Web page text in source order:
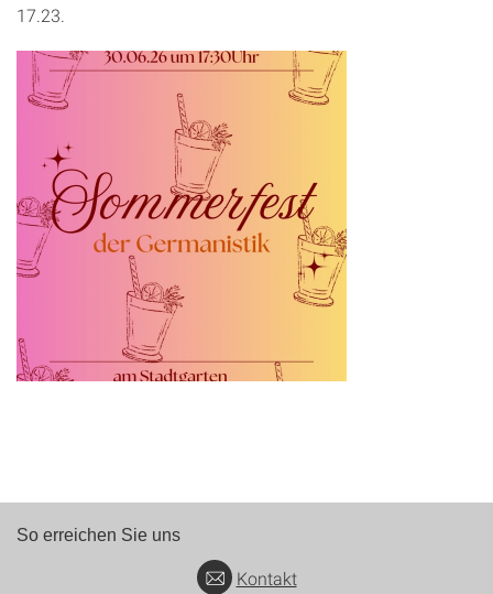
17.23.
So erreichen Sie uns
Kontakt